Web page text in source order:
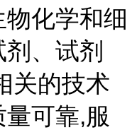
化学和细
、试剂
关的技术
可靠,服